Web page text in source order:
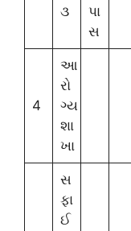
૩
પા
સ
4
આ
રો
ગ્ય
શા
ખા
સ
ફા
ઈ